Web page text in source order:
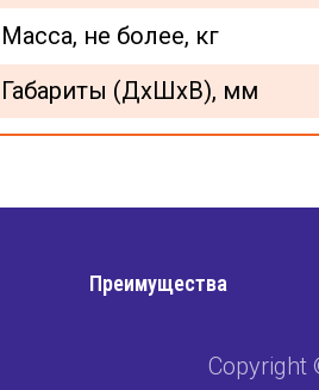
Масса, не более, кг
Габариты (ДхШхВ), мм
Преимущества
Copyright